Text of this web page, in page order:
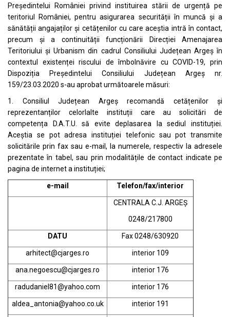
Preşedintelui României privind instituirea stării de urgență pe
teritoriul României, pentru asigurarea securității în muncă și a
sănătății angajaților și cetățenilor cu care aceștia intră în contact,
precum și a continuității funcționării Direcției Amenajarea
Teritoriului și Urbanism din cadrul Consiliului Județean Argeș în
contextul existenței riscului de îmbolnăvire cu COVID-19, prin
Dispoziția Președintelui Consiliului Județean Argeș nr.
159/23.03.2020 s-au aprobat următoarele măsuri:
1. Consiliul Județean Argeș recomandă cetățenilor și
reprezentanților celorlalte instituții care au solicitări de
competența D.A.T.U. să evite deplasarea la sediul instituției.
Aceștia se pot adresa instituției telefonic sau pot transmite
solicitările prin fax sau e-mail, la numerele, respectiv la adresele
prezentate în tabel, sau prin modalitățile de contact indicate pe
pagina de internet a instituției;
e-mail Telefon/fax/interior
CENTRALA C.J. ARGEȘ
0248/217800
DATU Fax 0248/630920
arhitect@cjarges.ro interior 109
ana.negoescu@cjarges.ro interior 176
radudaniel81@yahoo.com interior 176
aldea_antonia@yahoo.co.uk interior 191